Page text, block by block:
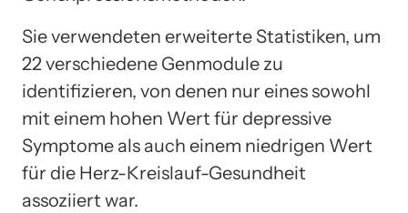
Sie verwendeten erweiterte Statistiken, um
22 verschiedene Genmodule zu
identifizieren, von denen nur eines sowohl
mit einem hohen Wert für depressive
Symptome als auch einem niedrigen Wert
für die Herz-Kreislauf-Gesundheit
assoziiert war.